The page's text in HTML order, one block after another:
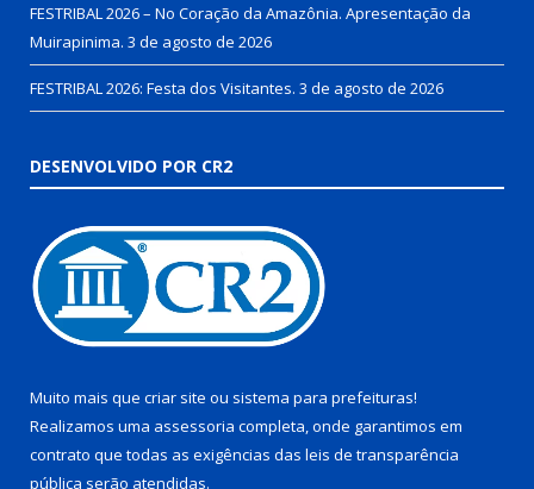
FESTRIBAL 2026 – No Coração da Amazônia. Apresentação da
Muirapinima. 3 de agosto de 2026
FESTRIBAL 2026: Festa dos Visitantes. 3 de agosto de 2026
DESENVOLVIDO POR CR2
Muito mais que criar site ou sistema para prefeituras!
Realizamos uma assessoria completa, onde garantimos em
contrato que todas as exigências das leis de transparência
pública serão atendidas.